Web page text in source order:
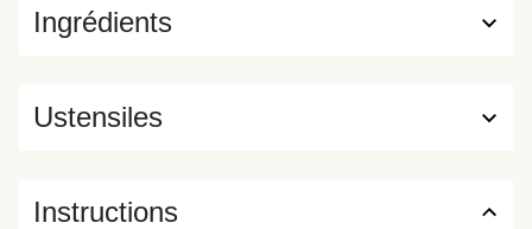
Ingrédients
Ustensiles
Instructions